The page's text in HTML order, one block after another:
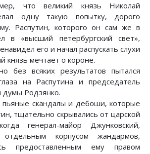
что великий князь Николай
одну такую попытку, дорого
Распутин, которого он сам же в
в «высший петербургский свет»,
его и начал распускать слухи
князь мечтает о короне.
без всяких результатов пытался
на Распутина и председатель
думы Родзянко.
пьяные скандалы и дебоши, которые
тщательно скрывались от царской
генерал-майор Джунковский,
отдельным корпусом жандармов,
предоставленным ему правом